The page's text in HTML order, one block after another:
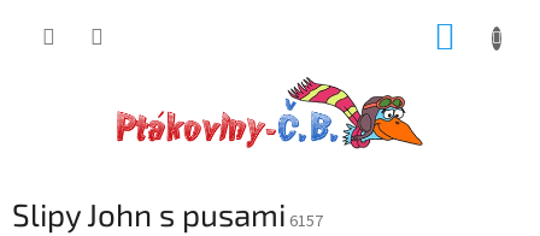
Slipy John s pusami 6157